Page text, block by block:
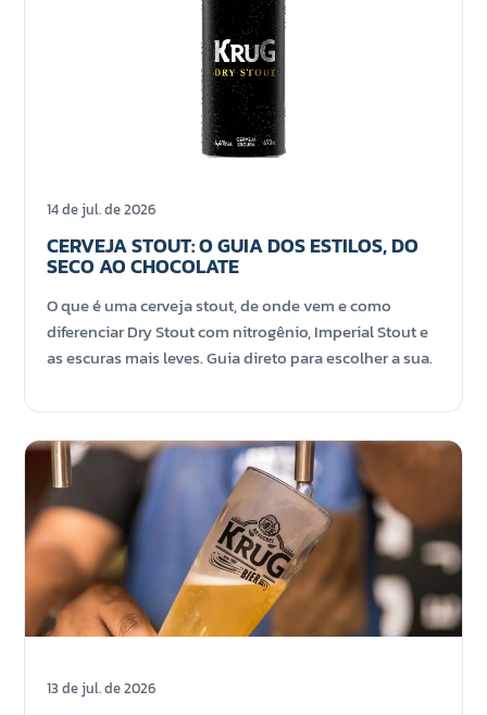
14 de jul. de 2026
CERVEJA STOUT: O GUIA DOS ESTILOS, DO
SECO AO CHOCOLATE
O que é uma cerveja stout, de onde vem e como
diferenciar Dry Stout com nitrogênio, Imperial Stout e
as escuras mais leves. Guia direto para escolher a sua.
13 de jul. de 2026